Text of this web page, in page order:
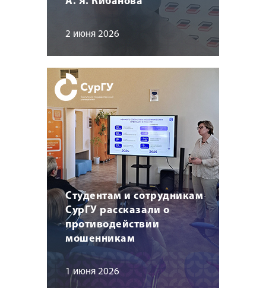
2 июня 2026
Студентам и сотрудникам
СурГУ рассказали о
противодействии
мошенникам
1 июня 2026